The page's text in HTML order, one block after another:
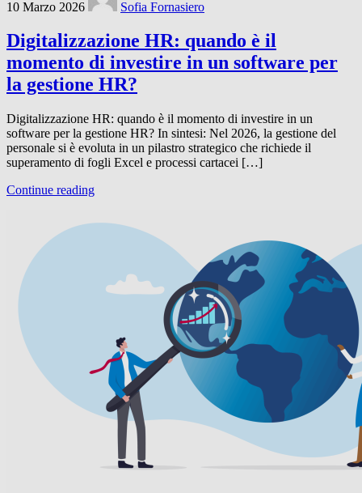
10 Marzo 2026 Sofia Fornasiero
Digitalizzazione HR: quando è il
momento di investire in un software per
la gestione HR?
Digitalizzazione HR: quando è il momento di investire in un
software per la gestione HR? In sintesi: Nel 2026, la gestione del
personale si è evoluta in un pilastro strategico che richiede il
superamento di fogli Excel e processi cartacei […]
Continue reading